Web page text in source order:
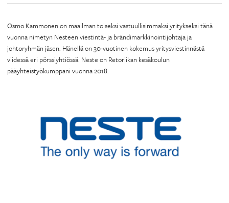
Osmo Kammonen on maailman toiseksi vastuullisimmaksi yritykseksi tänä
vuonna nimetyn Nesteen viestintä- ja brändimarkkinointijohtaja ja
johtoryhmän jäsen. Hänellä on 30-vuotinen kokemus yritysviestinnästä
viidessä eri pörssiyhtiössä. Neste on Retoriikan kesäkoulun
pääyhteistyökumppani vuonna 2018.